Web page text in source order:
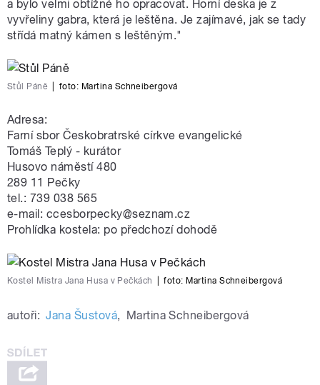
a bylo velmi obtížné ho opracovat. Horní deska je z
vyvřeliny gabra, která je leštěna. Je zajímavé, jak se tady
střídá matný kámen s leštěným."
Stůl Páně foto: Martina Schneibergová
Adresa:
Farní sbor Českobratrské církve evangelické
Tomáš Teplý - kurátor
Husovo náměstí 480
289 11 Pečky
tel.: 739 038 565
e-mail: ccesborpecky@seznam.cz
Prohlídka kostela: po předchozí dohodě
Kostel Mistra Jana Husa v Pečkách foto: Martina Schneibergová
autoři: Jana Šustová, Martina Schneibergová